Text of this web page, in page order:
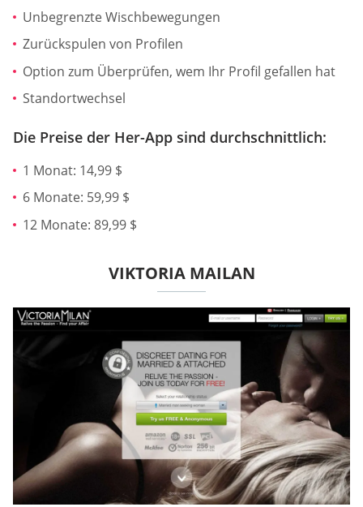
Unbegrenzte Wischbewegungen
Zurückspulen von Profilen
Option zum Überprüfen, wem Ihr Profil gefallen hat
Standortwechsel
Die Preise der Her-App sind durchschnittlich:
1 Monat: 14,99 $
6 Monate: 59,99 $
12 Monate: 89,99 $
VIKTORIA MAILAN